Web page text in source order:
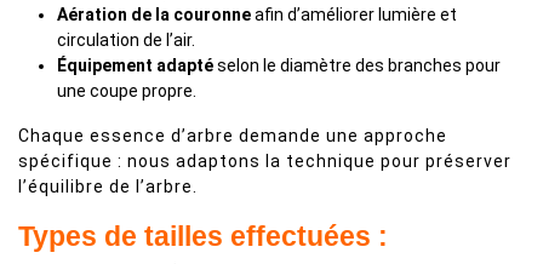
Aération de la couronneafin d’améliorer lumière et
circulation de l’air.
Équipement adaptéselon le diamètre des branches pour
une coupe propre.
Chaque essence d’arbre demande une approche
spécifique : nous adaptons la technique pour préserver
l’équilibre de l’arbre.
Types de tailles effectuées :